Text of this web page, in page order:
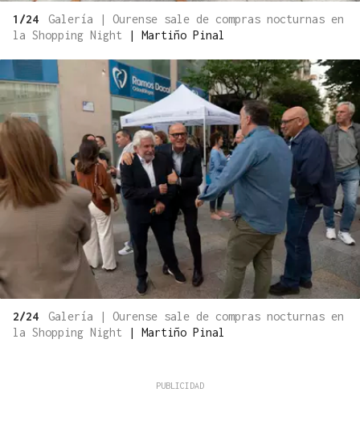
1/24
Galería | Ourense sale de compras nocturnas en
la Shopping Night
| Martiño Pinal
2/24
Galería | Ourense sale de compras nocturnas en
la Shopping Night
| Martiño Pinal